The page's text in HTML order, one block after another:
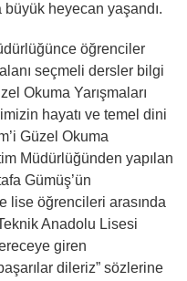
büyük heyecan yaşandı.
öğrenciler
seçmeli dersler bilgi
Okuma Yarışmaları
hayatı ve temel dini
Güzel Okuma
Müdürlüğünden yapılan
Gümüş’ün
lise öğrencileri arasında
Anadolu Lisesi
giren
dileriz” sözlerine